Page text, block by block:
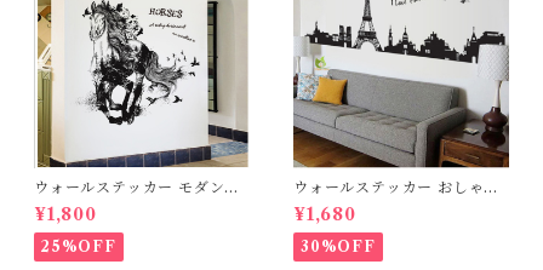
ウォールステッカー モダンホ
ース 台紙60×90cm 壁紙 シー
ル 賃貸OK はがせる 剥がせる
DIY 模様替え インテリア 送
料無料
¥1,800
25%OFF
ウォールステッカー おしゃれ
エッフェル塔 モノトーンパリ
の夜景 シール 賃貸OK はがせ
る DIY 模様替え インテリア
フランス 仏国 巴里 エッフェル
¥1,680
30%OFF